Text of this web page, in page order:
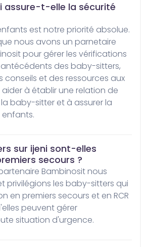
assure-t-elle la sécurité
nous avons un parnetaire
pour gérer les vérifications
des baby-sitters,
conseils et des ressources aux
à établir une relation de
baby-sitter et à assurer la
enfants.
sur ijeni sont-elles
secours ?
privilégions les baby-sitters qui
en premiers secours et en RCR
peuvent gérer
situation d'urgence.